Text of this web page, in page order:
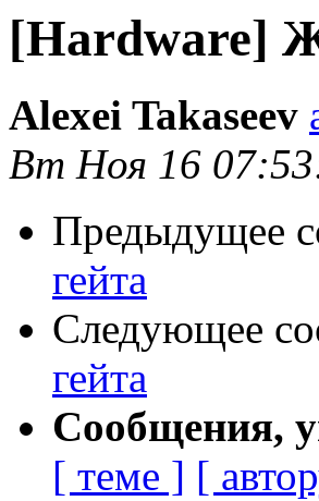
[Hardware]
Alexei Takaseev
Вт Ноя 16
Предыдущее
гейта
Следующее
гейта
Сообщения,
[ теме ] [